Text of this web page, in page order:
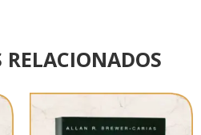
RELACIONADOS